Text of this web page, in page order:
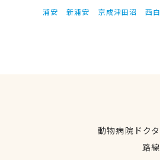
浦安 新浦安 京成津田沼 西
動物病院ドク
路